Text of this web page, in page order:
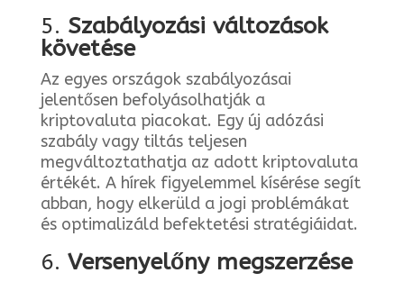
5. Szabályozási változások
követése
Az egyes országok szabályozásai
jelentősen befolyásolhatják a
kriptovaluta piacokat. Egy új adózási
szabály vagy tiltás teljesen
megváltoztathatja az adott kriptovaluta
értékét. A hírek figyelemmel kísérése segít
abban, hogy elkerüld a jogi problémákat
és optimalizáld befektetési stratégiáidat.
6. Versenyelőny megszerzése